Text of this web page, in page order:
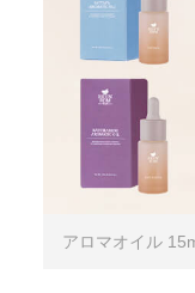
アロマオイル